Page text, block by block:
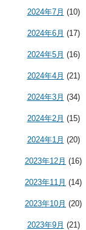
2024年7月 (10)
2024年6月 (17)
2024年5月 (16)
2024年4月 (21)
2024年3月 (34)
2024年2月 (15)
2024年1月 (20)
2023年12月 (16)
2023年11月 (14)
2023年10月 (20)
2023年9月 (21)